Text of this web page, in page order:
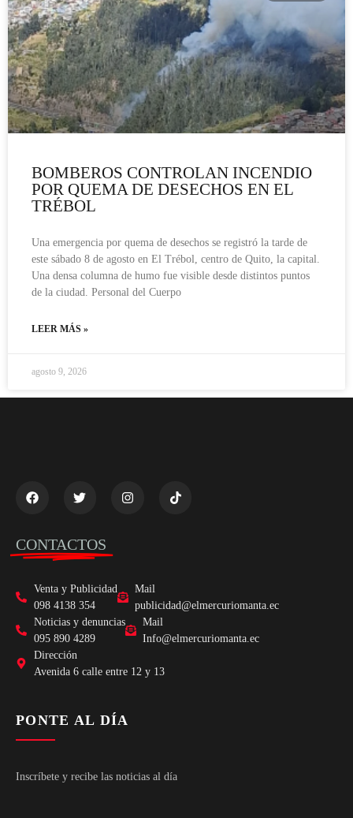
BOMBEROS CONTROLAN INCENDIO
POR QUEMA DE DESECHOS EN EL
TRÉBOL
Una emergencia por quema de desechos se registró la tarde de
este sábado 8 de agosto en El Trébol, centro de Quito, la capital.
Una densa columna de humo fue visible desde distintos puntos
de la ciudad. Personal del Cuerpo
LEER MÁS »
agosto 9, 2026
CONTACTOS
Venta y Publicidad
098 4138 354
Mail
publicidad@elmercuriomanta.ec
Noticias y denuncias
095 890 4289
Mail
Info@elmercuriomanta.ec
Dirección
Avenida 6 calle entre 12 y 13
PONTE AL DÍA
Inscríbete y recibe las noticias al día